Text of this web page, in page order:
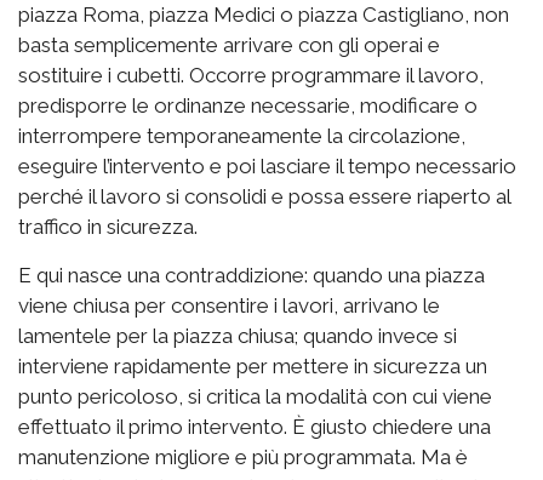
piazza Roma, piazza Medici o piazza Castigliano, non
basta semplicemente arrivare con gli operai e
sostituire i cubetti. Occorre programmare il lavoro,
predisporre le ordinanze necessarie, modificare o
interrompere temporaneamente la circolazione,
eseguire l’intervento e poi lasciare il tempo necessario
perché il lavoro si consolidi e possa essere riaperto al
traffico in sicurezza.
E qui nasce una contraddizione: quando una piazza
viene chiusa per consentire i lavori, arrivano le
lamentele per la piazza chiusa; quando invece si
interviene rapidamente per mettere in sicurezza un
punto pericoloso, si critica la modalità con cui viene
effettuato il primo intervento. È giusto chiedere una
manutenzione migliore e più programmata. Ma è